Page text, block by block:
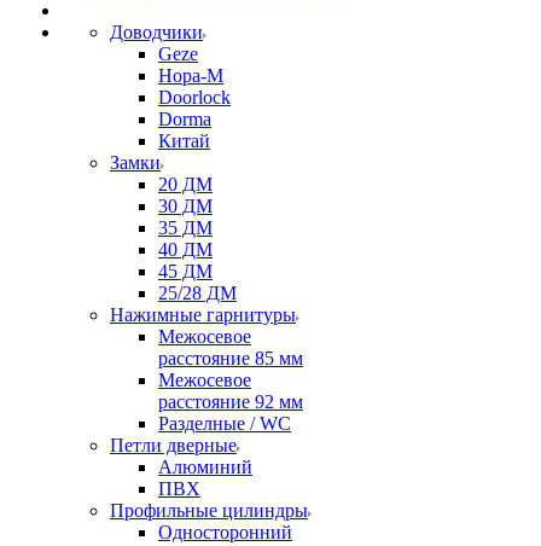
Доводчики
Geze
Нора-М
Doorlock
Dorma
Китай
Замки
20 ДМ
30 ДМ
35 ДМ
40 ДМ
45 ДМ
25/28 ДМ
Нажимные гарнитуры
Межосевое
расстояние 85 мм
Межосевое
расстояние 92 мм
Разделные / WC
Петли дверные
Алюминий
ПВХ
Профильные цилиндры
Односторонний